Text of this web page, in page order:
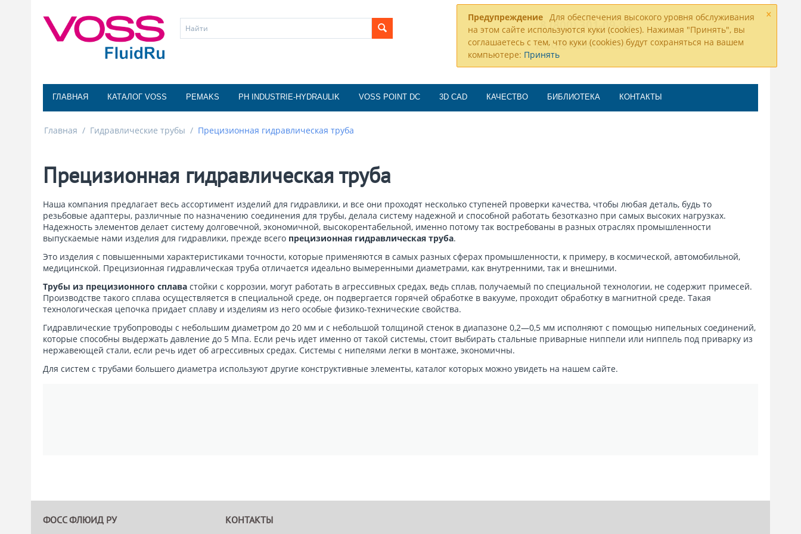
×
Предупреждение Для обеспечения высокого уровня обслуживания
на этом сайте используются куки (cookies). Нажимая "Принять", вы
соглашаетесь с тем, что куки (cookies) будут сохраняться на вашем
компьютере: Принять
8 (800) 301-09-95
info@vossunit.ru
ГЛАВНАЯ КАТАЛОГ VOSS PEMAKS PH INDUSTRIE-HYDRAULIK VOSS POINT DC 3D CAD КАЧЕСТВО БИБЛИОТЕКА КОНТАКТЫ
Главная / Гидравлические трубы / Прецизионная гидравлическая труба
Прецизионная гидравлическая труба
Наша компания предлагает весь ассортимент изделий для гидравлики, и все они проходят несколько ступеней проверки качества, чтобы любая деталь, будь то
резьбовые адаптеры, различные по назначению соединения для трубы, делала систему надежной и способной работать безотказно при самых высоких нагрузках.
Надежность элементов делает систему долговечной, экономичной, высокорентабельной, именно потому так востребованы в разных отраслях промышленности
выпускаемые нами изделия для гидравлики, прежде всего прецизионная гидравлическая труба.
Это изделия с повышенными характеристиками точности, которые применяются в самых разных сферах промышленности, к примеру, в космической, автомобильной,
медицинской. Прецизионная гидравлическая труба отличается идеально вымеренными диаметрами, как внутренними, так и внешними.
Трубы из прецизионного сплава стойки с коррозии, могут работать в агрессивных средах, ведь сплав, получаемый по специальной технологии, не содержит примесей.
Производстве такого сплава осуществляется в специальной среде, он подвергается горячей обработке в вакууме, проходит обработку в магнитной среде. Такая
технологическая цепочка придает сплаву и изделиям из него особые физико-технические свойства.
Гидравлические трубопроводы с небольшим диаметром до 20 мм и с небольшой толщиной стенок в диапазоне 0,2—0,5 мм исполняют с помощью нипельных соединений,
которые способны выдержать давление до 5 Мпа. Если речь идет именно от такой системы, стоит выбирать стальные приварные ниппели или ниппель под приварку из
нержавеющей стали, если речь идет об агрессивных средах. Системы с нипелями легки в монтаже, экономичны.
Для систем с трубами большего диаметра используют другие конструктивные элементы, каталог которых можно увидеть на нашем сайте.
ФОСС ФЛЮИД РУ КОНТАКТЫ